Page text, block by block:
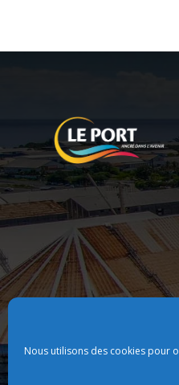
Nous utilisons des cookies pour